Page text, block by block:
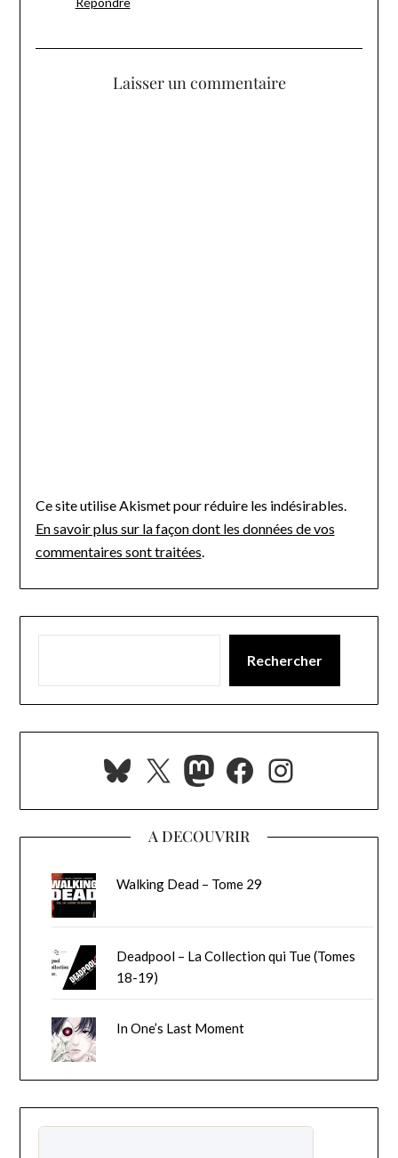
Laisser un commentaire
Ce site utilise Akismet pour réduire les indésirables.
En savoir plus sur la façon dont les données de vos
commentaires sont traitées.
Rechercher
Bluesky
X Mastodon
Facebook
A DECOUVRIR
Walking Dead – Tome 29
Deadpool – La Collection qui Tue (Tomes
18-19)
In One’s Last Moment